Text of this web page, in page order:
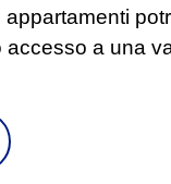
appartamenti
a una